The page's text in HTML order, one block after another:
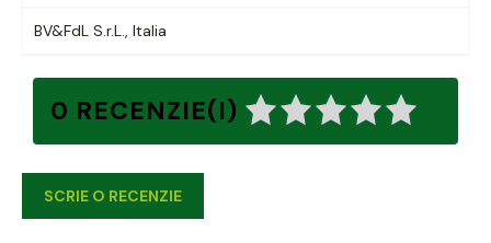
BV&FdL S.r.L., Italia
0 RECENZIE(I)
SCRIE O RECENZIE